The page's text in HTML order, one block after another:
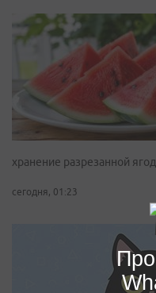
хранение разрезанной
сегодня, 01:23